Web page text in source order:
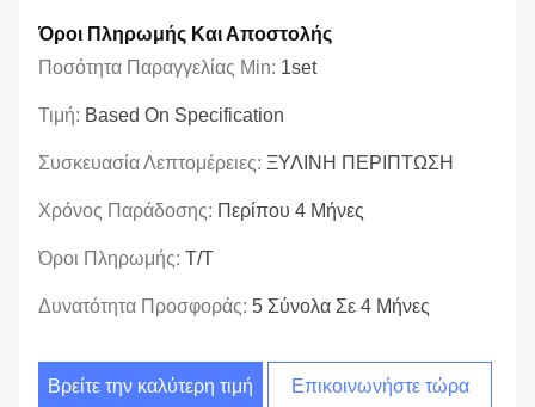
Όροι Πληρωμής Και Αποστολής
Ποσότητα Παραγγελίας Min: 1set
Τιμή: Based On Specification
Συσκευασία Λεπτομέρειες: ΞΥΛΙΝΗ ΠΕΡΙΠΤΩΣΗ
Χρόνος Παράδοσης: Περίπου 4 Μήνες
Όροι Πληρωμής: T/T
Δυνατότητα Προσφοράς: 5 Σύνολα Σε 4 Μήνες
Βρείτε την καλύτερη τιμή Επικοινωνήστε τώρα